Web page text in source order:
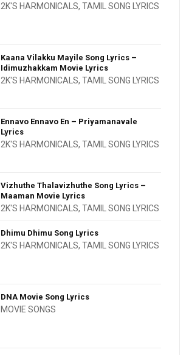
2K'S HARMONICALS, TAMIL SONG LYRICS
Kaana Vilakku Mayile Song Lyrics –
Idimuzhakkam Movie Lyrics
2K'S HARMONICALS, TAMIL SONG LYRICS
Ennavo Ennavo En – Priyamanavale
Lyrics
2K'S HARMONICALS, TAMIL SONG LYRICS
Vizhuthe Thalavizhuthe Song Lyrics –
Maaman Movie Lyrics
2K'S HARMONICALS, TAMIL SONG LYRICS
Dhimu Dhimu Song Lyrics
2K'S HARMONICALS, TAMIL SONG LYRICS
DNA Movie Song Lyrics
MOVIE SONGS